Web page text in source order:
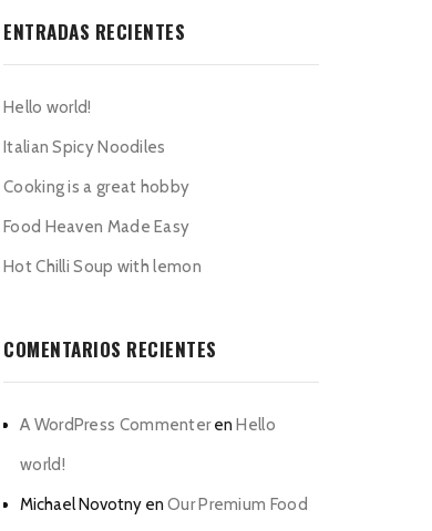
ENTRADAS RECIENTES
Hello world!
Italian Spicy Noodiles
Cooking is a great hobby
Food Heaven Made Easy
Hot Chilli Soup with lemon
COMENTARIOS RECIENTES
A WordPress CommenterenHello
world!
Michael Novotny en Our Premium Food